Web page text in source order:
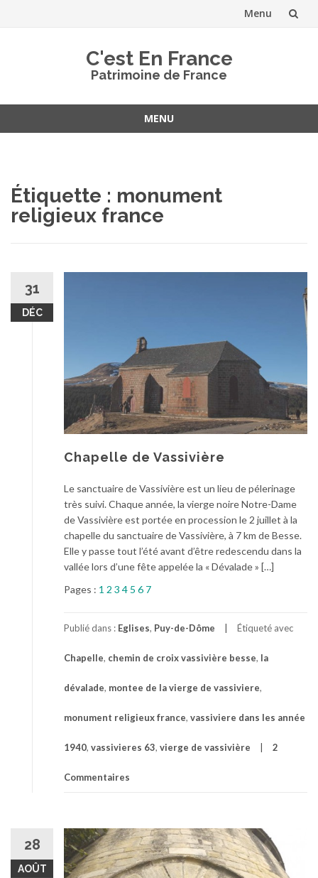
Menu
C'est En France
Patrimoine de France
MENU
Étiquette : monument
religieux france
31
DÉC
Chapelle de Vassivière
Le sanctuaire de Vassivière est un lieu de pélerinage
très suivi. Chaque année, la vierge noire Notre-Dame
de Vassivière est portée en procession le 2 juillet à la
chapelle du sanctuaire de Vassivière, à 7 km de Besse.
Elle y passe tout l’été avant d’être redescendu dans la
vallée lors d’une fête appelée la « Dévalade » […]
Pages : 1 2 3 4 5 6 7
Publié dans : Eglises, Puy-de-Dôme Étiqueté avec
Chapelle, chemin de croix vassivière besse, la
dévalade, montee de la vierge de vassiviere,
monument religieux france, vassiviere dans les année
1940, vassivieres 63, vierge de vassivière 2
Commentaires
28
AOÛT